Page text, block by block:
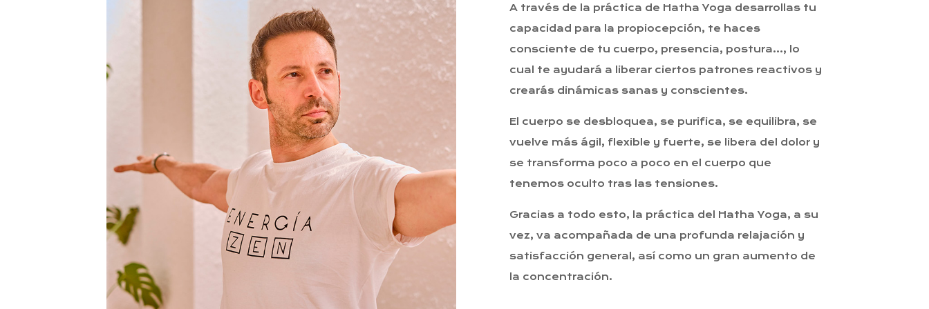
A través de la práctica de Hatha Yoga desarrollas tu
capacidad para la propiocepción, te haces
consciente de tu cuerpo, presencia, postura…, lo
cual te ayudará a liberar ciertos patrones reactivos y
crearás dinámicas sanas y conscientes.
El cuerpo se desbloquea, se purifica, se equilibra, se
vuelve más ágil, flexible y fuerte, se libera del dolor y
se transforma poco a poco en el cuerpo que
tenemos oculto tras las tensiones.
Gracias a todo esto, la práctica del Hatha Yoga, a su
vez, va acompañada de una profunda relajación y
satisfacción general, así como un gran aumento de
la concentración.